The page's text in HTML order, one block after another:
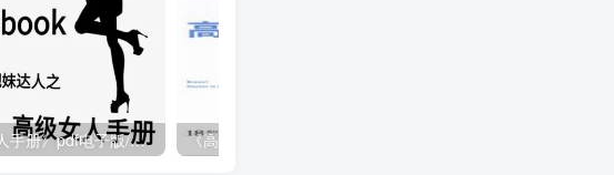
《高级女人手册》pdf电子版/无水印